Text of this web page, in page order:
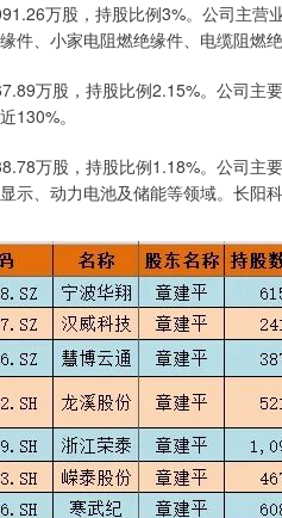
万股，持股比例3%。公司主
件、小家电阻燃绝缘件、电缆阻燃
万股，持股比例2.15%。公司主
130%。
万股，持股比例1.18%。公司主
示、动力电池及储能等领域。长阳